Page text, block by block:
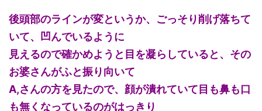
後頭部のラインが変というか、ごっそり削げ落ちて
いて、凹んでいるように
見えるので確かめようと目を凝らしていると、その
お婆さんがふと振り向いて
A,さんの方を見たので、顔が潰れていて目も鼻も口
も無くなっているのがはっきり